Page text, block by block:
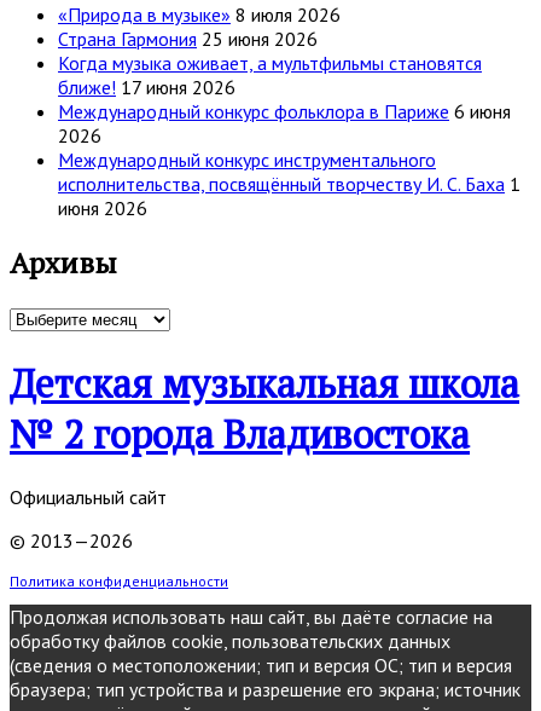
«Природа в музыке» 8 июля 2026
Страна Гармония 25 июня 2026
Когда музыка оживает, а мультфильмы становятся
ближе! 17 июня 2026
Международный конкурс фольклора в Париже 6 июня
2026
Международный конкурс инструментального
исполнительства, посвящённый творчеству И. С. Баха 1
июня 2026
Архивы
Архивы
Детская музыкальная школа
№ 2 города Владивостока
Официальный сайт
© 2013—2026
Политика конфиденциальности
Продолжая использовать наш сайт, вы даёте согласие на
обработку файлов cookie, пользовательских данных
(сведения о местоположении; тип и версия ОС; тип и версия
браузера; тип устройства и разрешение его экрана; источник